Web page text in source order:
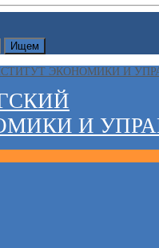
Ищем
И